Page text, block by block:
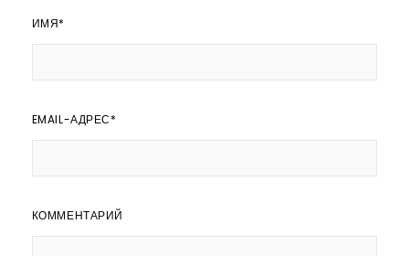
ИМЯ*
EMAIL-АДРЕС*
КОММЕНТАРИЙ